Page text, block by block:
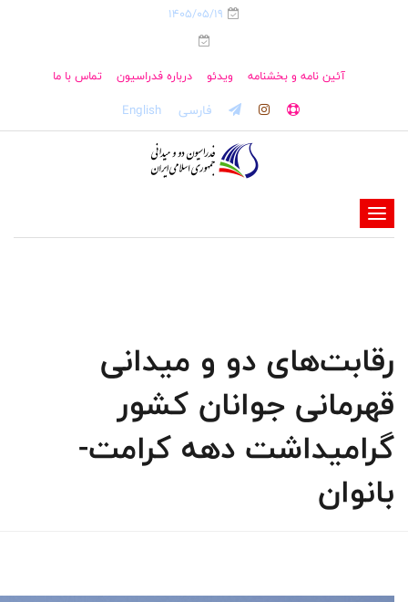
1405/05/19
آئین نامه و بخشنامه ویدئو درباره فدراسیون تماس با ما
فارسی English
-
-
-
رقابت‌های دو و میدانی
قهرمانی جوانان کشور
گرامیداشت دهه کرامت-
بانوان